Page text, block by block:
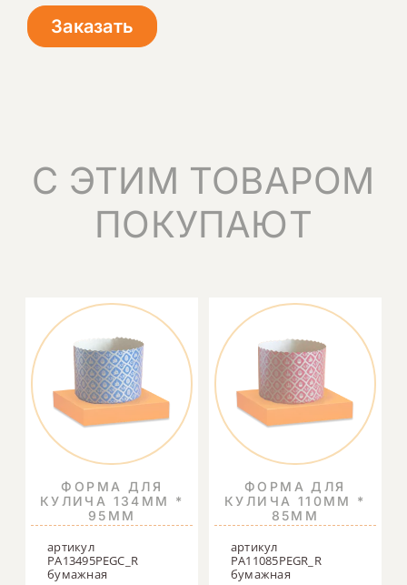
Заказать
С ЭТИМ ТОВАРОМ
ПОКУПАЮТ
ФОРМА ДЛЯ
КУЛИЧА 134ММ *
95ММ
артикул
PA13495PEGC_R
бумажная
ФОРМА ДЛЯ
КУЛИЧА 110ММ *
85ММ
артикул
PA11085PEGR_R
бумажная